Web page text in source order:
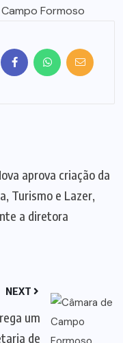
Formoso
aprova criação da
Turismo e Lazer,
a diretora
NEXT
um
de